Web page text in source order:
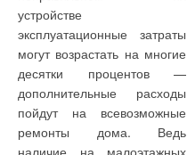
устройстве
эксплуатационные затраты
могут возрастать на многие
десятки процентов —
дополнительные расходы
пойдут на всевозможные
ремонты дома. Ведь
возможность более
быстрого и точного
регулирования
температуры в
обслуживаемых
помещениях, они
компактнее, существенно
проще в монтаже,
Сменные щелевые
кольца корпуса с напорной
и всасывающей стороны
обеспечивают удобство
сервисного и технического
обслуживания даже после
многолетней эксплуатации.
По выбору заказчика